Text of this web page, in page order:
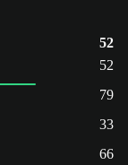
52
52
79
33
66